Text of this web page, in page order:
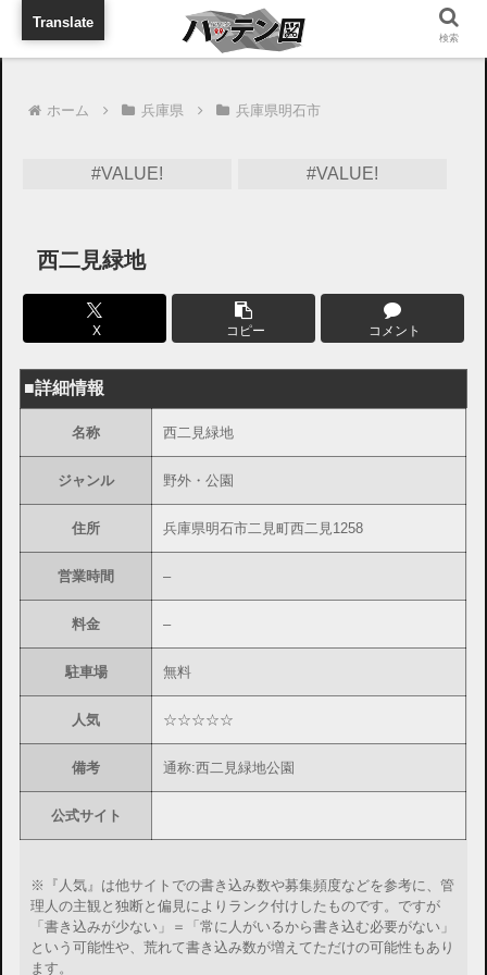
旅行に出張に待ち合わせに
ホーム 兵庫県 兵庫県明石市
#VALUE! #VALUE!
西二見緑地
X コピー コメント
■詳細情報
名称 西二見緑地
ジャンル 野外・公園
住所 兵庫県明石市二見町西二見1258
営業時間 –
料金 –
駐車場 無料
人気 ☆☆☆☆☆
備考 通称:西二見緑地公園
公式サイト
※『人気』は他サイトでの書き込み数や募集頻度などを参考に、管
理人の主観と独断と偏見によりランク付けしたものです。ですが
「書き込みが少ない」＝「常に人がいるから書き込む必要がない」
という可能性や、荒れて書き込み数が増えてただけの可能性もあり
ます。
検索
Translate